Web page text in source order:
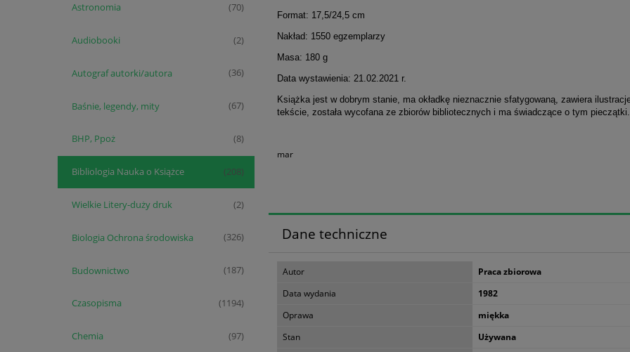
Astronomia (70)
Audiobooki (2)
Autograf autorki/autora (36)
Baśnie, legendy, mity (67)
BHP, Ppoż (8)
Bibliologia Nauka o Książce (208)
Wielkie Litery-duży druk (2)
Biologia Ochrona środowiska (326)
Budownictwo (187)
Czasopisma (1194)
Chemia (97)
Format: 17,5/24,5 cm
Nakład: 1550 egzemplarzy
Masa: 180 g
Data wystawienia: 21.02.2021 r.
Książka jest w dobrym stanie, ma okładkę nieznacznie sfatygowaną, zawiera
tekście, została wycofana ze zbiorów bibliotecznych i ma świadczące o tym pieczątki.
mar
Dane techniczne
Autor
Praca zbiorowa
Data wydania
1982
Oprawa
miękka
Stan
Używana